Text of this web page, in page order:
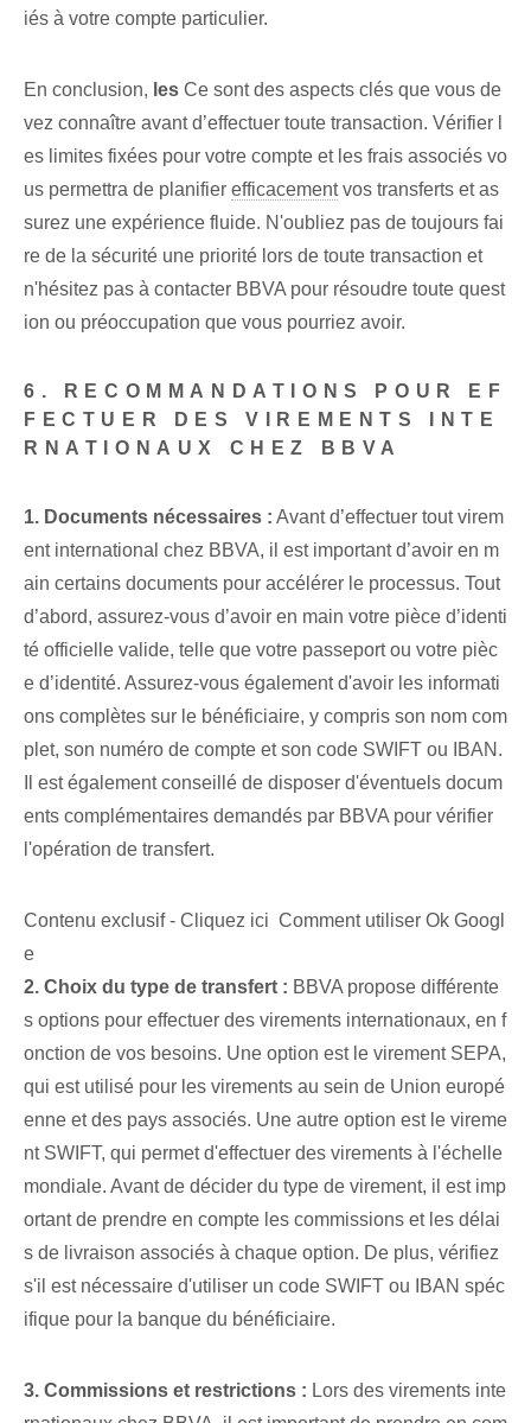
iés à votre compte particulier.
En conclusion,⁤ les Ce sont des aspects clés que vous de
vez connaître avant d’effectuer toute transaction. Vérifier l
es limites fixées pour votre compte et les frais associés vo
us permettra de planifier efficacementvos transferts et as
surez une expérience fluide⁢. N'oubliez pas de toujours fai
re de la sécurité une priorité lors de toute transaction et
n'hésitez pas à contacter BBVA pour résoudre toute quest
ion ou préoccupation que vous pourriez avoir.
6. RECOMMANDATIONS POUR EF
FECTUER DES VIREMENTS INTE
RNATIONAUX CHEZ BBVA
1.​ Documents nécessaires : Avant d’effectuer tout virem
ent international chez BBVA, il est important d’avoir en m
ain certains documents pour accélérer le processus. Tout
d’abord, assurez-vous d’avoir en main votre pièce d’identi
té officielle valide, telle que votre passeport ou votre pièc
e d’identité. Assurez-vous également d'avoir les informati
ons complètes sur le bénéficiaire, y compris son nom com
plet, son numéro de compte et son code SWIFT ou IBAN.
Il est également conseillé de disposer d'éventuels docum
ents complémentaires demandés par BBVA pour vérifier
l'opération de transfert.
Contenu exclusif - Cliquez ici Comment utiliser Ok Googl
e
2. Choix du type de transfert : BBVA propose différente
s options pour effectuer des virements internationaux, en f
onction de vos besoins. Une option est le ⁤virement SEPA,
qui est utilisé pour⁤ les virements​ au sein de ⁤Union europé
enne‌ et des pays associés. Une autre option est le vireme
nt SWIFT, qui permet d'effectuer des virements à l'échelle
mondiale. Avant de décider du type de virement, il est imp
ortant de prendre en compte les commissions et les délai
s de livraison associés à chaque option. De plus,⁢ vérifiez
s'il est nécessaire d'utiliser⁤ un code SWIFT ou IBAN spéc
ifique‌ pour‌ la banque du bénéficiaire.
3. Commissions⁢ et restrictions : Lors des virements inte